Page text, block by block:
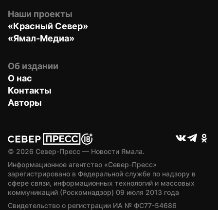
Наши проекты
«Красный Север»
«Ямал-Медиа»
Об издании
О нас
Контакты
Авторы
© 2026 Север-Пресс — Новости Ямала.
Информационное агентство «Север-Пресс»
зарегистрировано в Федеральной службе по надзору в
сфере связи, информационных технологий и массовых
коммуникаций (Роскомнадзор) 09 июля 2013 года
Свидетельство о регистрации ИА № ФС77-54686